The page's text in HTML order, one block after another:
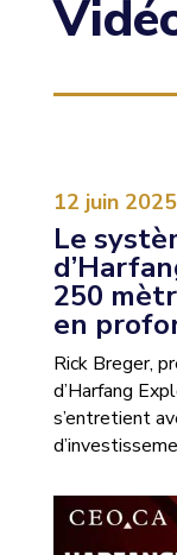
12 juin
Le
250
en
Rick Breger,
d’Harfang
s’entretient